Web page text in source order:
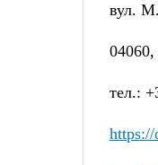
вул.
04060,
тел.:
https://